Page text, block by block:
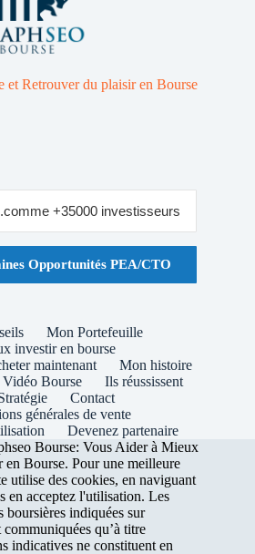
et Retrouver du plaisir en Bourse
Opportunités PEA/CTO
Mon Portefeuille
investir en bourse
maintenant
Mon histoire
Vidéo Bourse
Ils réussissent
Contact
générales de vente
Devenez partenaire
Bourse: Vous Aider à Mieux
Bourse. Pour une meilleure
utilise des cookies, en naviguant
en acceptez l'utilisation. Les
boursières indiquées sur
qu’à titre
indicatives ne constituent en